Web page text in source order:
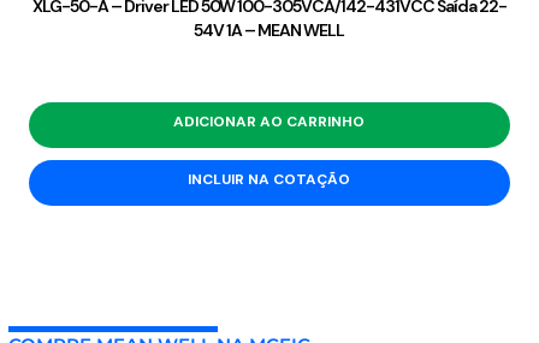
XLG-50-A – Driver LED 50W 100-305VCA/142-431VCC Saída 22-
54V 1A – MEAN WELL
ADICIONAR AO CARRINHO
INCLUIR NA COTAÇÃO